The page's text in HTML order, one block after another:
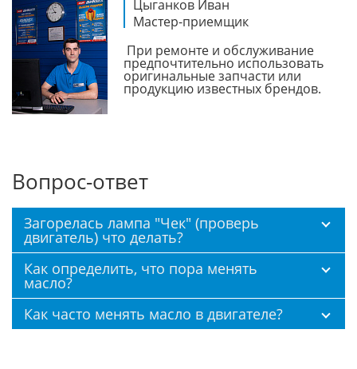
Цыганков Иван
Мастер-приемщик
При ремонте и обслуживание
предпочтительно использовать
оригинальные запчасти или
продукцию известных брендов.
Вопрос-ответ
Загорелась лампа "Чек" (проверь
двигатель) что делать?
Как определить, что пора менять
масло?
Как часто менять масло в двигателе?